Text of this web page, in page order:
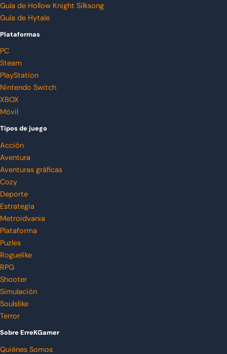
Guía de Hollow Knight Silksong
Guía de Hytale
Plataformas
PC
Steam
PlayStation
Nintendo Switch
XBOX
Móvil
Tipos de juego
Acción
Aventura
Aventuras gráficas
Cozy
Deporte
Estrategia
Metroidvania
Plataforma
Puzles
Roguelike
RPG
Shooter
Simulación
Soulslike
Terror
Sobre ErreKGamer
Quiénes Somos